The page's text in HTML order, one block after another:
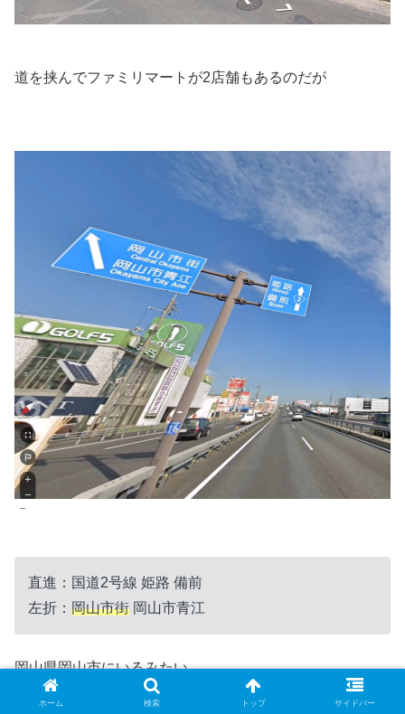
道を挟んでファミリマートが2店舗もあるのだが
–
直進：国道2号線 姫路 備前
左折： 岡山市街 岡山市青江
岡山県岡山市にいるみたい
ホーム 検索 トップ サイドバー